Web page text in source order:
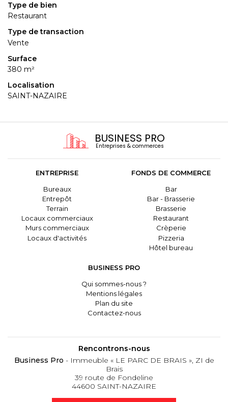
Type de bien
Restaurant
Type de transaction
Vente
Surface
380 m²
Localisation
SAINT-NAZAIRE
BUSINESS PRO
Entreprises & commerces
ENTREPRISE
Bureaux
Entrepôt
Terrain
Locaux commerciaux
Murs commerciaux
Locaux d'activités
FONDS DE COMMERCE
Bar
Bar - Brasserie
Brasserie
Restaurant
Crèperie
Pizzeria
Hôtel bureau
BUSINESS PRO
Qui sommes-nous ?
Mentions légales
Plan du site
Contactez-nous
Rencontrons-nous
Business Pro - Immeuble « LE PARC DE BRAIS », ZI de
Brais
39 route de Fondeline
44600 SAINT-NAZAIRE